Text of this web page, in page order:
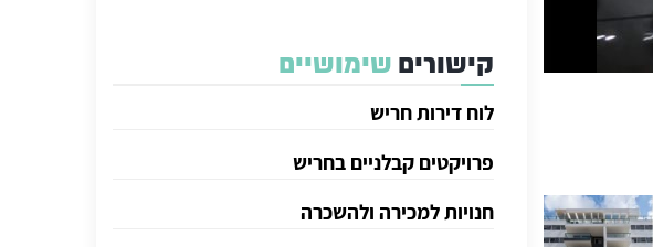
קישורים שימושיים
לוח דירות חריש
פרויקטים קבלניים בחריש
חנויות למכירה ולהשכרה